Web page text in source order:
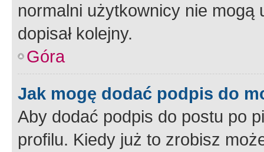
normalni użytkownicy nie
dopisał kolejny.
Góra
Jak mogę dodać podpis do
Aby dodać podpis do postu po
profilu. Kiedy już to zrobisz